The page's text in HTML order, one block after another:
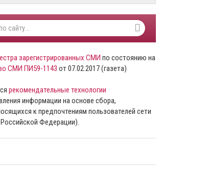
зарегистрированных СМИ по состоянию на
СМИ ПИ59-1143 от 07.02.2017 (газета)
рекомендательные технологии
информации на основе сбора,
к предпочтениям пользователей сети
Федерации).